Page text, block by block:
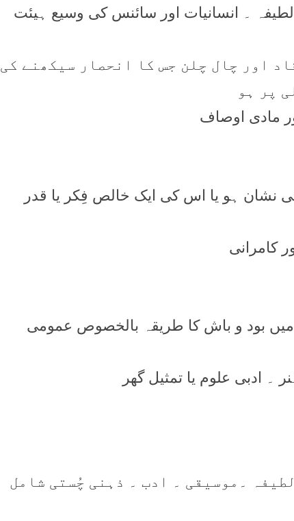
لطیفہ ۔ انسانیات اور سائنس کی وسیع ہیئت
اور چال چلن جس کا انحصار سیکھنے کی
پر ہو
نشان ہو یا اس کی ایک خالص فِکر یا قدر
بود و باش کا طریقہ بالخصوص عمومی
۔موسیقی ۔ ادب ۔ ذہنی چُستی شامل